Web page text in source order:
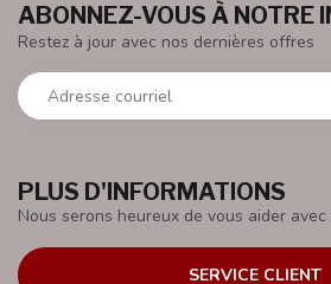
PLUS D'INFORMATIONS
Nous serons heureux de vous aider
SERVICE CLIENT
ABONNEZ-VOUS À NOTRE
Restez à jour avec nos dernières offres